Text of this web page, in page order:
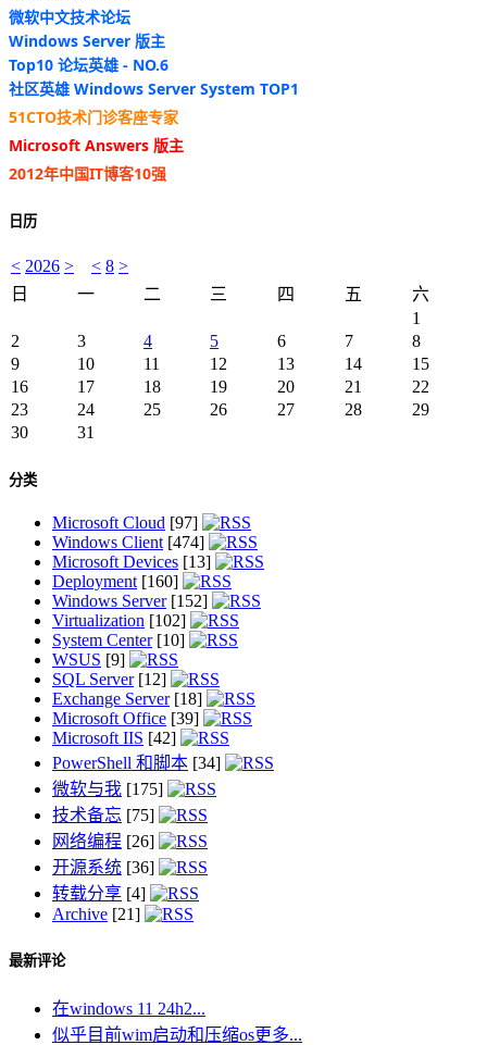
微软中文技术论坛
Windows Server 版主
Top10 论坛英雄 - NO.6
社区英雄 Windows Server System TOP1
51CTO技术门诊客座专家
Microsoft Answers 版主
2012年中国IT博客10强
日历
< 2026 > < 8 >
日
一 二 三 四 五
六
1
2
3 4 5 6 7
8
9
10 11 12 13 14
15
16
17 18 19 20 21
22
23
24 25 26 27 28
29
30
31
分类
Microsoft Cloud [97]
Windows Client[474]
Microsoft Devices [13]
Deployment[160]
Windows Server[152]
Virtualization [102]
System Center[10]
WSUS [9]
SQL Server[12]
Exchange Server[18]
Microsoft Office [39]
Microsoft IIS [42]
PowerShell 和脚本 [34]
微软与我 [175]
技术备忘 [75]
网络编程 [26]
开源系统 [36]
转载分享 [4]
Archive [21]
最新评论
在windows 11 24h2...
似乎目前wim启动和压缩os更多...